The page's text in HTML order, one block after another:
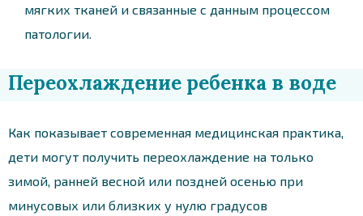
мягких тканей и связанные с данным процессом
патологии.
Переохлаждение ребенка в воде
Как показывает современная медицинская практика,
дети могут получить переохлаждение на только
зимой, ранней весной или поздней осенью при
минусовых или близких у нулю градусов